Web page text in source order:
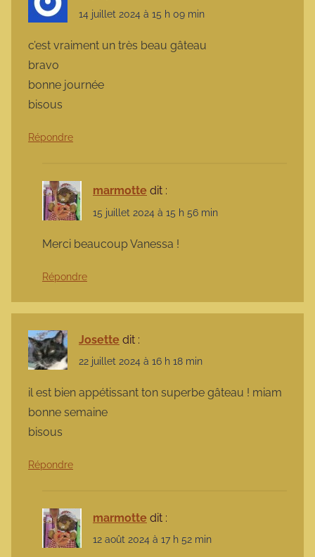
14 juillet 2024 à 15 h 09 min
c’est vraiment un très beau gâteau
bravo
bonne journée
bisous
Répondre
marmotte dit :
15 juillet 2024 à 15 h 56 min
Merci beaucoup Vanessa !
Répondre
Josette dit :
22 juillet 2024 à 16 h 18 min
il est bien appétissant ton superbe gâteau ! miam
bonne semaine
bisous
Répondre
marmotte dit :
12 août 2024 à 17 h 52 min